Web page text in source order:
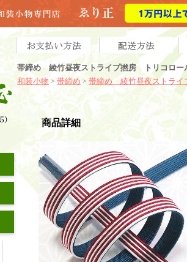
帯締め 綾竹昼夜ストライプ撚房 トリコロー
和装小物 > 帯締め > 帯締め 綾竹昼夜ストライ
商品詳細